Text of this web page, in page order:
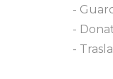
-
-
-